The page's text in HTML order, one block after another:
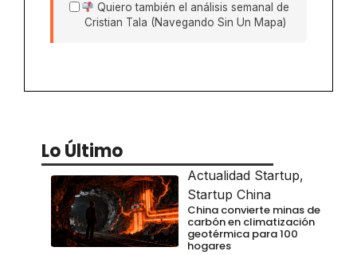
Quiero también el análisis semanal de
Cristian Tala (Navegando Sin Un Mapa)
Lo Último
Actualidad Startup,
Startup China
China convierte minas de
carbón en climatización
geotérmica para 100
hogares